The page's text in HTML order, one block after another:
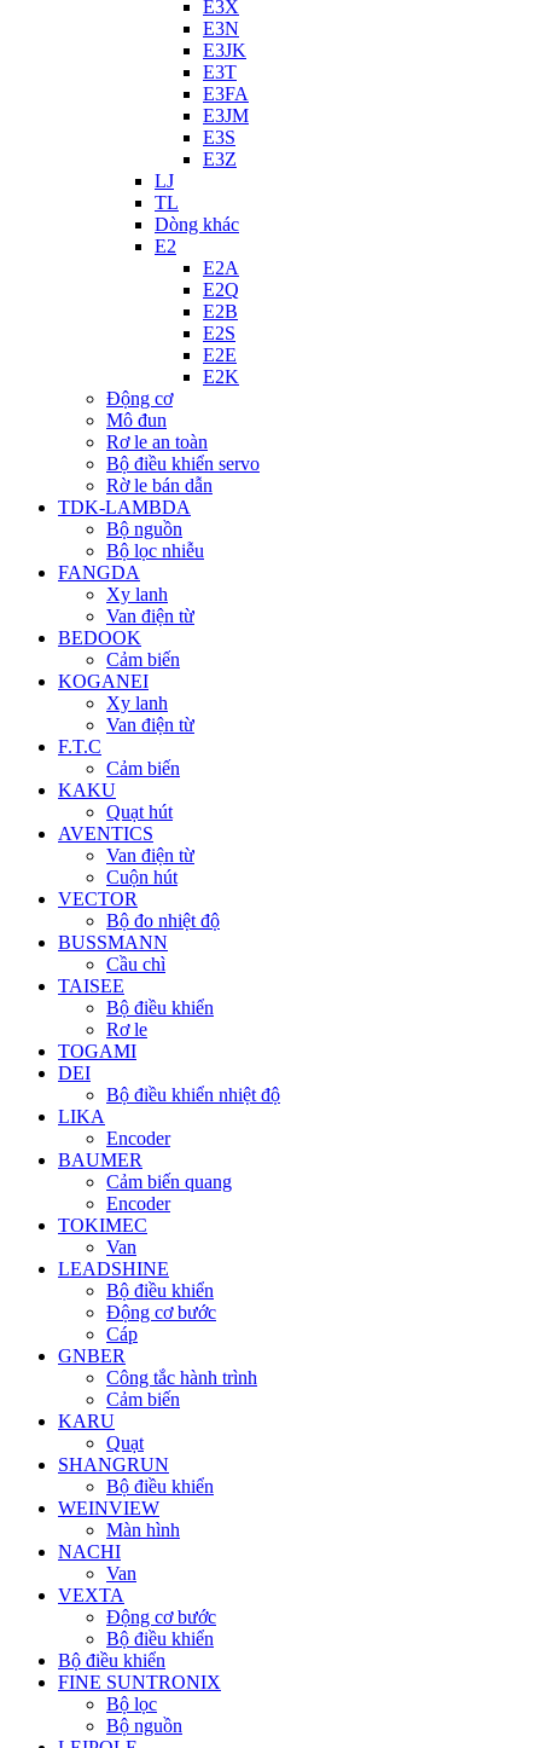
E3X
E3N
E3JK
E3T
E3FA
E3JM
E3S
E3Z
LJ
TL
Dòng khác
E2
E2A
E2Q
E2B
E2S
E2E
E2K
Động cơ
Mô đun
Rơ le an toàn
Bộ điều khiển servo
Rờ le bán dẫn
TDK-LAMBDA
Bộ nguồn
Bộ lọc nhiễu
FANGDA
Xy lanh
Van điện từ
BEDOOK
Cảm biến
KOGANEI
Xy lanh
Van điện từ
F.T.C
Cảm biến
KAKU
Quạt hút
AVENTICS
Van điện từ
Cuộn hút
VECTOR
Bộ đo nhiệt độ
BUSSMANN
Cầu chì
TAISEE
Bộ điều khiển
Rơ le
TOGAMI
DEI
Bộ điều khiển nhiệt độ
LIKA
Encoder
BAUMER
Cảm biến quang
Encoder
TOKIMEC
Van
LEADSHINE
Bộ điều khiển
Động cơ bước
Cáp
GNBER
Công tắc hành trình
Cảm biến
KARU
Quạt
SHANGRUN
Bộ điều khiển
WEINVIEW
Màn hình
NACHI
Van
VEXTA
Động cơ bước
Bộ điều khiển
Bộ điều khiển
FINE SUNTRONIX
Bộ lọc
Bộ nguồn